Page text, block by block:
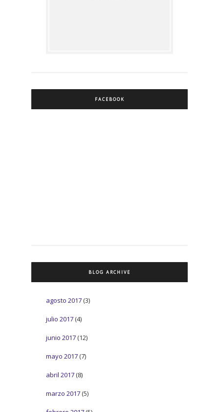
FACEBOOK
BLOG ARCHIVE
agosto 2017 (3)
julio 2017 (4)
junio 2017 (12)
mayo 2017 (7)
abril 2017 (8)
marzo 2017 (5)